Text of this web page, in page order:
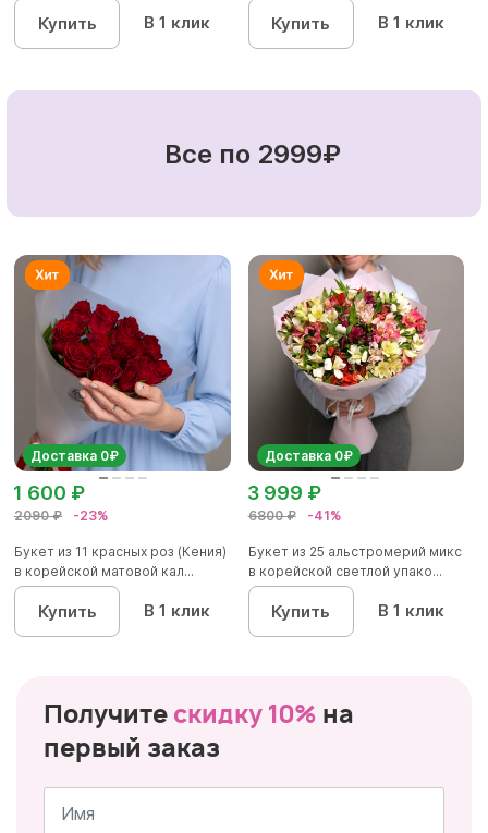
Купить В 1 клик Купить В 1 клик
Все по 2999₽
Доставка 0₽
2090 ₽ -23%
1 600 ₽
Букет из 11 красных роз (Кения)
в корейской матовой кал...
Купить В 1 клик
Доставка 0₽
6800 ₽ -41%
3 999 ₽
Букет из 25 альстромерий микс
в корейской светлой упако...
Купить В 1 клик
Получите скидку 10% на
первый заказ